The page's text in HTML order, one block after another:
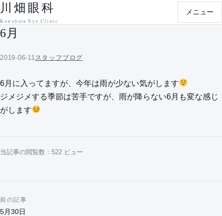
本文へ移動
川畑眼科
Kawabata Eye Clinic
メニュー
6月
2019-06-11 スタッフブログ
6月に入ってますが、今年は雨が少ない気がします
ジメジメする季節は苦手ですが、雨が降らない6月も変な感じ
がします
当記事の閲覧数：522 ビュー
投稿ナビゲーション
前の記事
5月30日